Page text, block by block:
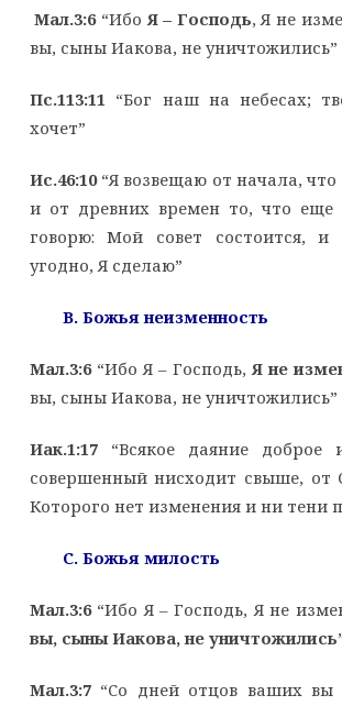
Мал.3:6“ИбоЯ – Господь, Я не
вы, сыны Иакова, не уничтожились”
Пс.113:11“Бог наш на небесах;
хочет”
Ис.46:10“Я возвещаю от начала, что
и от древних времен то, что еще
говорю: Мой совет состоится,
угодно, Я сделаю”
B. Божья неизменность
Мал.3:6“Ибо Я – Господь,Я не
вы, сыны Иакова, не уничтожились”
Иак.1:17“Всякое даяние доброе
совершенный нисходит свыше, от
Которого нет изменения и ни тени
C. Божья милость
Мал.3:6“Ибо Я – Господь, Я не
вы, сыны Иакова, не уничтожились
Мал.3:7“Со дней отцов ваших вы